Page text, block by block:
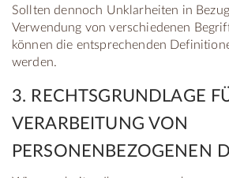
Sollten dennoch Unklarheiten in
Verwendung von verschiedenen
können die entsprechenden
werden.
3. RECHTSGRUNDLAGE
VERARBEITUNG VON
PERSONENBEZOGENEN